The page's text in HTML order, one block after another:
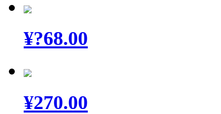
¥?68.00
¥270.00